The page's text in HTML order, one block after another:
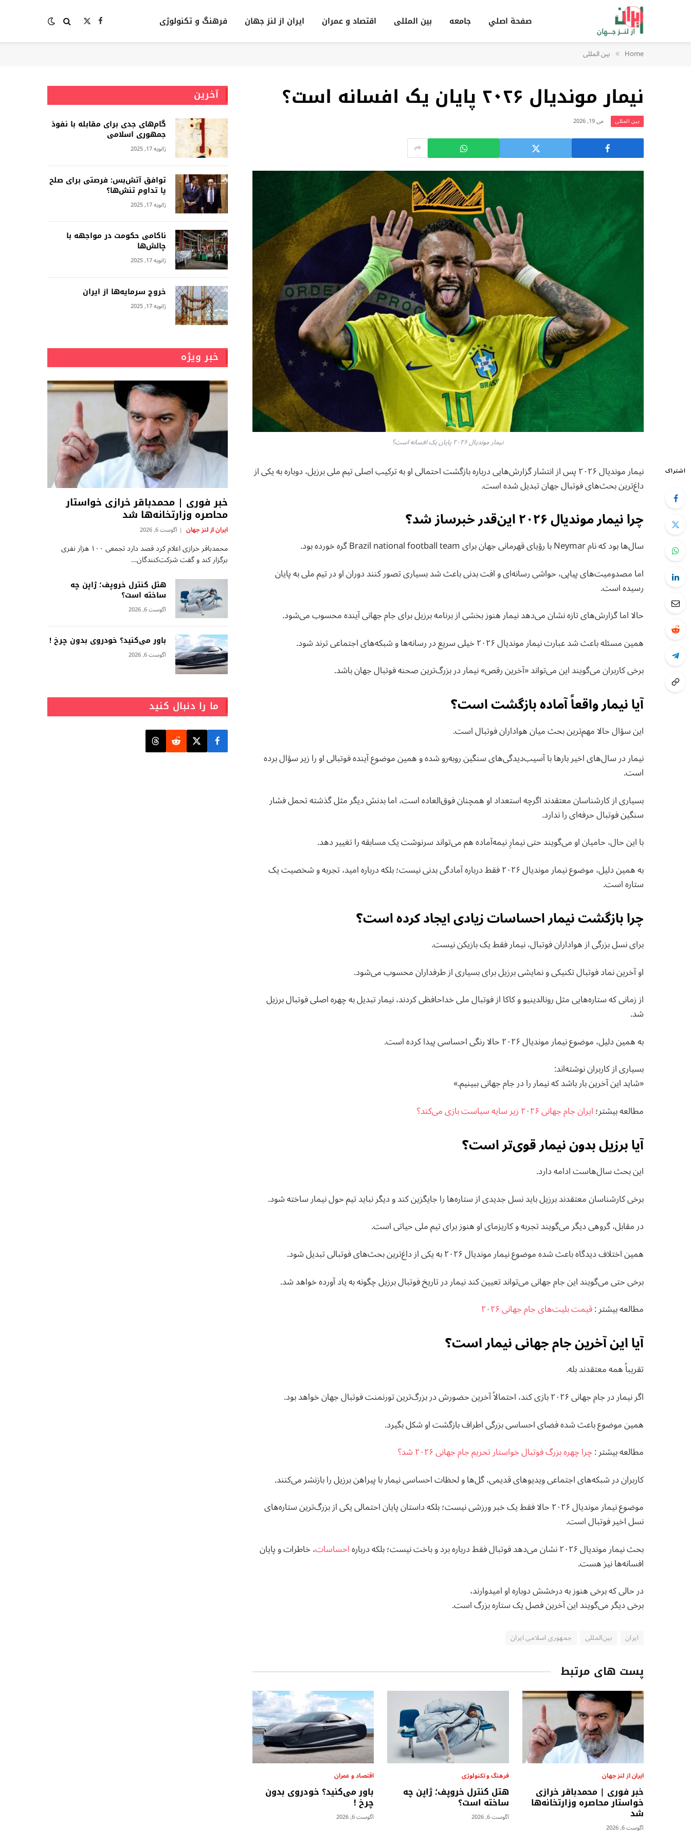
صفحة اصلي جامعه بين المللى اقتصاد و عمران ایران از لنز جهان فرهنگ و تکنولوژی Facebook
X
Home
» بين المللى
نیمار موندیال ۲۰۲۶ پایان یک افسانه است؟
بين المللى می 19, 2026
نیمار موندیال ۲۰۲۶ پایان یک افسانه است؟
اشتراک
نیمار موندیال ۲۰۲۶ پس از انتشار گزارش‌هایی درباره بازگشت احتمالی او به ترکیب اصلی تیم ملی برزیل، دوباره به یکی از
داغ‌ترین بحث‌های فوتبال جهان تبدیل شده است.
چرا نیمار موندیال ۲۰۲۶ این‌قدر خبرساز شد؟
سال‌ها بود که نام Neymar با رؤیای قهرمانی جهان برای Brazil national football team گره خورده بود.
اما مصدومیت‌های پیاپی، حواشی رسانه‌ای و افت بدنی باعث شد بسیاری تصور کنند دوران او در تیم ملی به پایان
رسیده است.
حالا اما گزارش‌های تازه نشان می‌دهد نیمار هنوز بخشی از برنامه برزیل برای جام جهانی آینده محسوب می‌شود.
همین مسئله باعث شد عبارت نیمار موندیال ۲۰۲۶ خیلی سریع در رسانه‌ها و شبکه‌های اجتماعی ترند شود.
برخی کاربران می‌گویند این می‌تواند «آخرین رقص» نیمار در بزرگ‌ترین صحنه فوتبال جهان باشد.
آیا نیمار واقعاً آماده بازگشت است؟
این سؤال حالا مهم‌ترین بحث میان هواداران فوتبال است.
نیمار در سال‌های اخیر بارها با آسیب‌دیدگی‌های سنگین روبه‌رو شده و همین موضوع آینده فوتبالی او را زیر سؤال برده
است.
بسیاری از کارشناسان معتقدند اگرچه استعداد او همچنان فوق‌العاده است، اما بدنش دیگر مثل گذشته تحمل فشار
سنگین فوتبال حرفه‌ای را ندارد.
با این حال، حامیان او می‌گویند حتی نیمارِ نیمه‌آماده هم می‌تواند سرنوشت یک مسابقه را تغییر دهد.
به همین دلیل، موضوع نیمار موندیال ۲۰۲۶ فقط درباره آمادگی بدنی نیست؛ بلکه درباره امید، تجربه و شخصیت یک
ستاره است.
چرا بازگشت نیمار احساسات زیادی ایجاد کرده است؟
برای نسل بزرگی از هواداران فوتبال، نیمار فقط یک بازیکن نیست.
او آخرین نماد فوتبال تکنیکی و نمایشی برزیل برای بسیاری از طرفداران محسوب می‌شود.
از زمانی که ستاره‌هایی مثل رونالدینیو و کاکا از فوتبال ملی خداحافظی کردند، نیمار تبدیل به چهره اصلی فوتبال برزیل
شد.
به همین دلیل، موضوع نیمار موندیال ۲۰۲۶ حالا رنگی احساسی پیدا کرده است.
بسیاری از کاربران نوشته‌اند:
«شاید این آخرین بار باشد که نیمار را در جام جهانی ببینیم.»
مطالعه بيشتر؛ایران جام جهانی ۲۰۲۶ زیر سایه سیاست بازی می‌کند؟
آیا برزیل بدون نیمار قوی‌تر است؟
این بحث سال‌هاست ادامه دارد.
برخی کارشناسان معتقدند برزیل باید نسل جدیدی از ستاره‌ها را جایگزین کند و دیگر نباید تیم حول نیمار ساخته شود.
در مقابل، گروهی دیگر می‌گویند تجربه و کاریزمای او هنوز برای تیم ملی حیاتی است.
همین اختلاف دیدگاه باعث شده موضوع نیمار موندیال ۲۰۲۶ به یکی از داغ‌ترین بحث‌های فوتبالی تبدیل شود.
برخی حتی می‌گویند این جام جهانی می‌تواند تعیین کند نیمار در تاریخ فوتبال برزیل چگونه به یاد آورده خواهد شد.
مطالعه بيشتر :قیمت بلیت‌های جام جهانی ۲۰۲۶
آیا این آخرین جام جهانی نیمار است؟
تقریباً همه معتقدند بله.
اگر نیمار در جام جهانی ۲۰۲۶ بازی کند، احتمالاً آخرین حضورش در بزرگ‌ترین تورنمنت فوتبال جهان خواهد بود.
همین موضوع باعث شده فضای احساسی بزرگی اطراف بازگشت او شکل بگیرد.
مطالعه بيشتر :چرا چهره بزرگ فوتبال خواستار تحریم جام جهانی ۲۰۲۶ شد؟
کاربران در شبکه‌های اجتماعی ویدیوهای قدیمی، گل‌ها و لحظات احساسی نیمار با پیراهن برزیل را بازنشر می‌کنند.
موضوع نیمار موندیال ۲۰۲۶ حالا فقط یک خبر ورزشی نیست؛ بلکه داستان پایان احتمالی یکی از بزرگ‌ترین ستاره‌های
نسل اخیر فوتبال است.
بحث نیمار موندیال ۲۰۲۶ نشان می‌دهد فوتبال فقط درباره برد و باخت نیست؛ بلکه درباره
احساسات، خاطرات و پایان
افسانه‌ها نیز هست.
در حالی که برخی هنوز به درخشش دوباره او امیدوارند،
برخی دیگر می‌گویند این آخرین فصل یک ستاره بزرگ است.
ایران بین‌المللی جمهوری اسلامی ایران
پست های مرتبط
ایران از لنز جهان
خبر فوری | محمدباقر خرازی
خواستار محاصره وزارتخانه‌ها
شد
آگوست 6, 2026
فرهنگ و تکنولوژی
هتل کنترل خروپف؛ ژاپن چه
ساخته است؟
آگوست 6, 2026
اقتصاد و عمران
باور می‌کنید؟ خودروی بدون
چرخ !
آگوست 6, 2026
آخرین
گام‌های جدی برای مقابله با نفوذ
جمهوری اسلامى
ژانویه 17, 2025
توافق آتش‌بس: فرصتی برای صلح
یا تداوم تنش‌ها؟
ژانویه 17, 2025
ناکامی حکومت در مواجهه با
چالش‌ها
ژانویه 17, 2025
خروج سرمایه‌ها از ایران
ژانویه 17, 2025
خبر ویژه
خبر فوری | محمدباقر خرازی خواستار
محاصره وزارتخانه‌ها شد
ایران از لنز جهان آگوست 6, 2026
محمدباقر خرازی اعلام کرد قصد دارد تجمعی ۱۰۰ هزار نفری
برگزار کند و گفت شرکت‌کنندگان…
هتل کنترل خروپف؛ ژاپن چه
ساخته است؟
آگوست 6, 2026
باور می‌کنید؟ خودروی بدون چرخ !
آگوست 6, 2026
ما را دنبال کنید